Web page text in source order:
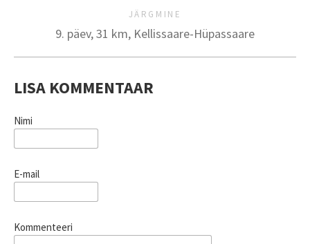
JÄRGMINE
9. päev, 31 km, Kellissaare-Hüpassaare
LISA KOMMENTAAR
Nimi
E-mail
Kommenteeri